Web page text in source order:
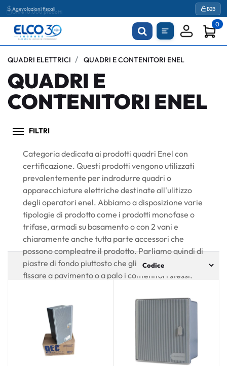
Agevolazioni fiscali B2B
0
QUADRI ELETTRICI QUADRI E CONTENITORI ENEL
QUADRI E
CONTENITORI ENEL
Categoria dedicata ai prodotti quadri Enel con
certificazione. Questi prodotti vengono utilizzati
prevalentemente per indrodurre quadri o
apparecchiature elettriche destinate all'ulitizzo
degli operatori enel. Abbiamo a disposizione varie
tipologie di prodotto come i prodotti monofase o
trifase, armadi su basamento o con 2 vani e
chiaramente anche tutta parte accessori che
possono compleatre il prodotto. Parliamo quindi di
piastre di fondo piuttosto che gli accessori per
fissare a pavimento o a palo i contenitori stessi.
FILTRI